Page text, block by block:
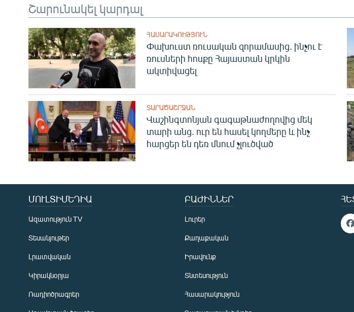
Շարունակել կարդալ
ՀԱՍԱՐԱԿՈՒԹՅՈՒՆ
Փախուստ ռուսական զորամասից. ինչու է
ռուսների հոսքը Հայաստան կրկին
ակտիվացել
ՏԱՐԱԾԱՇՐՋԱՆ
Վաշինգտոնյան գագաթնաժողովից մեկ
տարի անց. ուր են հասել կողմերը և ինչ
հարցեր են դեռ մնում չլուծված
ՄՈՒԼՏԻՄԵԴԻԱ
Ազատություն TV
Տեսանյութեր
Լրատվական
Կիրակնօրյա
Ռադիոծրագրեր
ԲԱԺԻՆՆԵՐ
Լուրեր
Քաղաքական
Իրավունք
Տնտեսություն
Հասարակություն